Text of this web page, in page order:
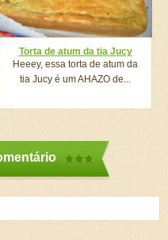
Torta de atum da tia Jucy
Heeey, essa torta de atum da
tia Jucy é um AHAZO de...